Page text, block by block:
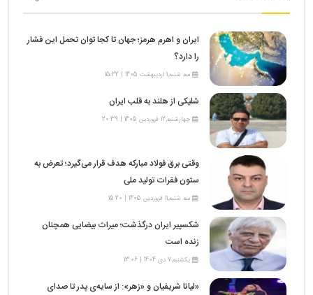
ایران و اهرم هرمز؛ جهان تا کجا توان تحمل این فشار
را دارد؟
سه شنبه,1 اردیبهشت 1405 | 15:22
شلیکی از هلند به قلب ایران
چهارشنبه,12 فروردین 1405 | 20:39
وقتی برق فولاد مبارکه هدف قرار می‌گیرد؛ تعرض به
ستون فقرات تولید ملی
سه شنبه,11 فروردین 1405 | 15:20
شکسپیر ایران درگذشت؛ میراث بیضایی همچنان
زنده است
یکشنبه,7 دی 1404 | 13:06
«لیانا شریفیان و «زهر»: از سایه‌ی پدر تا صدای